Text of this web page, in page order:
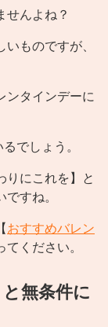
せんよね？
ものですが、
ンタインデーに
でしょう。
りにこれを】と
すね。
おすすめバレン
てください。
無条件に